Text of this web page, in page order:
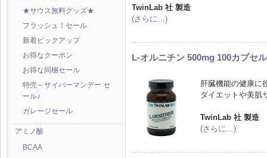
★サウス無料グッズ★
フラッシュ！セール
新着ピックアップ
お得なクーポン
お得な同梱セール
特売～サイバーマンデー セ
ール♪
ガレージセール
アミノ酸
BCAA
TwinLab 社 製造
(さらに…)
L-オルニチン 500mg 100カプセル
肝臓機能の健康に
ダイエットや美肌
TwinLab 社 製造
(さらに…)